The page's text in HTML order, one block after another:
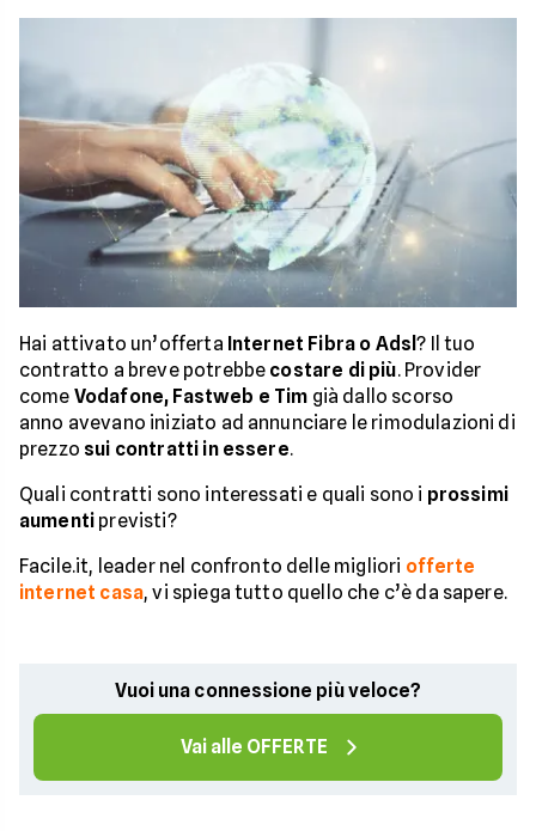
Hai attivato un’offerta Internet Fibra o Adsl? Il tuo
contratto a breve potrebbe costare di più. Provider
come Vodafone, Fastweb e Tim già dallo scorso
anno avevano iniziato ad annunciare le rimodulazioni di
prezzo sui contratti in essere.
Quali contratti sono interessati e quali sono i prossimi
aumenti previsti?
Facile.it, leader nel confronto delle migliori offerte
internet casa, vi spiega tutto quello che c’è da sapere.
Vuoi una connessione più veloce?
Vai alle OFFERTE